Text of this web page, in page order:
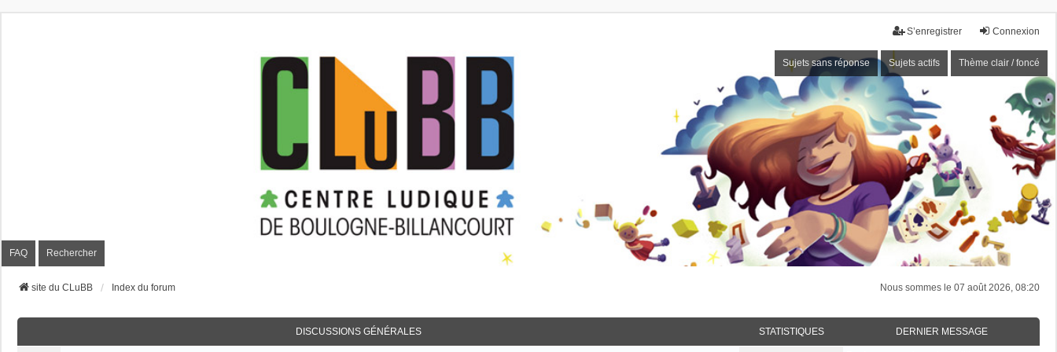
Connexion
S’enregistrer
Sujets sans réponse Sujets actifs Thème clair / foncé
FAQ Rechercher
Nous sommes le 07 août 2026, 08:20
site du CLuBB Index du forum
DISCUSSIONS GÉNÉRALES STATISTIQUES DERNIER MESSAGE